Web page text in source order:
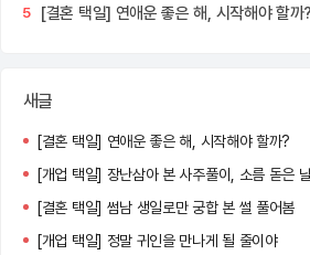
5 [결혼 택일] 연애운 좋은 해, 시작해야 할까
새글
[결혼 택일] 연애운 좋은 해, 시작해야 할까?
[개업 택일] 장난삼아 본 사주풀이, 소름 돋은
[결혼 택일] 썸남 생일로만 궁합 본 썰 풀어봄
[개업 택일] 정말 귀인을 만나게 될 줄이야